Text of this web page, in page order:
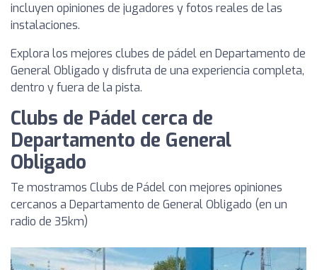
incluyen opiniones de jugadores y fotos reales de las
instalaciones.
Explora los mejores clubes de pádel en Departamento de
General Obligado y disfruta de una experiencia completa,
dentro y fuera de la pista.
Clubs de Pádel cerca de
Departamento de General
Obligado
Te mostramos Clubs de Pádel con mejores opiniones
cercanos a Departamento de General Obligado (en un
radio de 35km)